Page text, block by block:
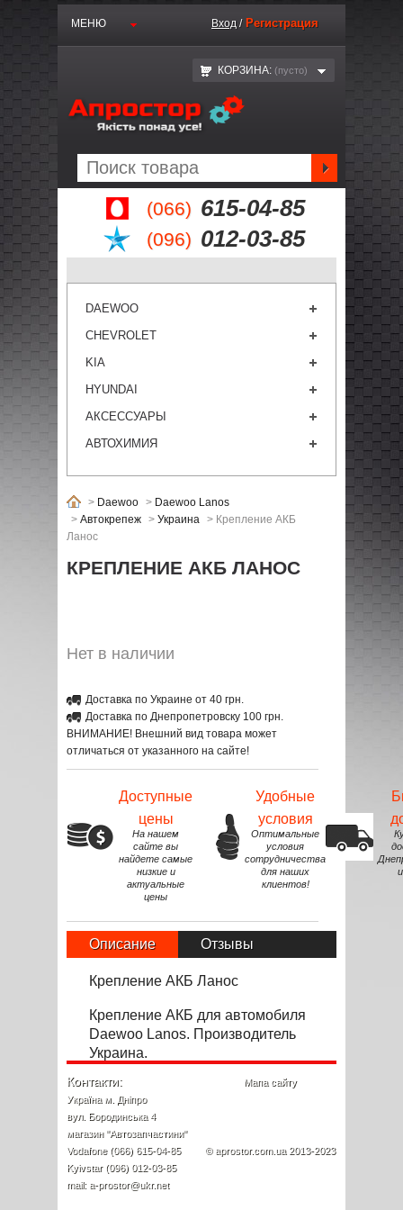
(066) 615-04-85
(096) 012-03-85
МЕНЮ Вход / Регистрация
КОРЗИНА: (пустo)
DAEWOO
CHEVROLET
KIA
HYUNDAI
АКСЕССУАРЫ
АВТОХИМИЯ
> Daewoo > Daewoo Lanos
> Автокрепеж > Украина > Крепление АКБ
Ланос
КРЕПЛЕНИЕ АКБ ЛАНОС
Нет в наличии
Доставка по Украине от 40 грн.
Доставка по Днепропетровску 100 грн.
ВНИМАНИЕ! Внешний вид товара может
отличаться от указанного на сайте!
Доступные
цены
На нашем
сайте вы
найдете самые
низкие и
актуальные
цены
Удобные
условия
Оптимальные
условия
сотрудничества
для наших
клиентов!
Описание Отзывы
Крепление АКБ Ланос
Крепление АКБ для автомобиля
Daewoo Lanos. Производитель
Украина.
Контакти:
Україна м. Дніпро
вул. Бородинська 4
магазин "Автозапчастини"
Vodafone (066) 615-04-85
Kyivstar (096) 012-03-85
mail: a-prostor@ukr.net
Мапа сайту
© aprostor.com.ua 2013-2023